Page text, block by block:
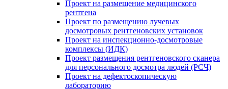
Проект на размещение медицинского
рентгена
Проект по размещению лучевых
досмотровых рентгеновских установок
Проект на инспекционно-досмотровые
комплексы (ИДК)
Проект размещения рентгеновского сканера
для персонального досмотра людей (РСЧ)
Проект на дефектоскопическую
лабораторию